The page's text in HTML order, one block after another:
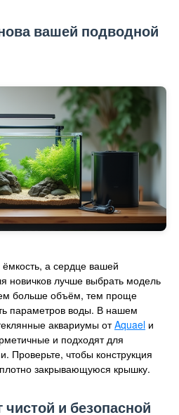
вашей подводной
а сердце вашей
новичков лучше выбрать модель
больше объём, тем проще
параметров воды. В нашем
аквариумы отAquael и
и подходят для
Проверьте, чтобы конструкция
закрывающуюся крышку.
и безопасной